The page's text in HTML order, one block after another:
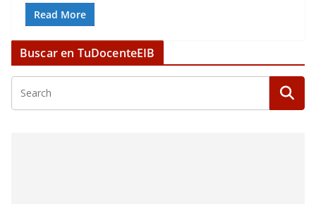
Read More
Buscar en TuDocenteEIB